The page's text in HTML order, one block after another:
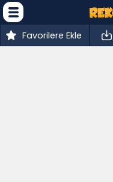
Favorilere Ekle